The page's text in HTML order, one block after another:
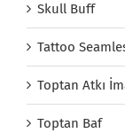
Skull Buff
Tattoo
Toptan Atkı
Toptan Baf